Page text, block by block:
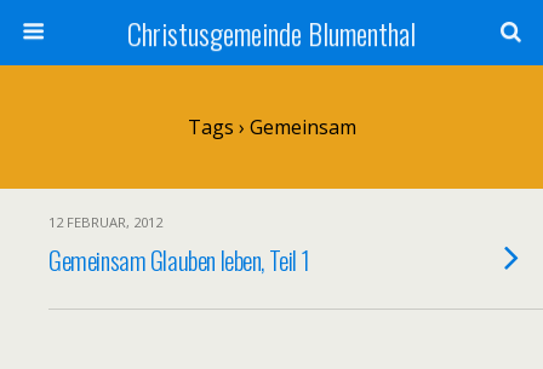
Christusgemeinde Blumenthal
Tags › Gemeinsam
12 FEBRUAR, 2012
Gemeinsam Glauben leben, Teil 1